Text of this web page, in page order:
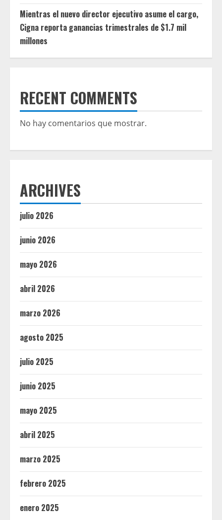
Mientras el nuevo director ejecutivo asume el cargo,
Cigna reporta ganancias trimestrales de $1.7 mil
millones
RECENT COMMENTS
No hay comentarios que mostrar.
ARCHIVES
julio 2026
junio 2026
mayo 2026
abril 2026
marzo 2026
agosto 2025
julio 2025
junio 2025
mayo 2025
abril 2025
marzo 2025
febrero 2025
enero 2025